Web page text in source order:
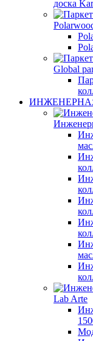
доска
Global
Lab Arte